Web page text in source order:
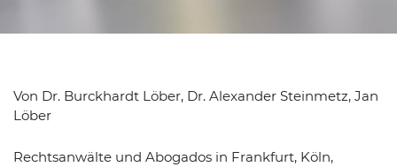
Von Dr. Burckhardt Löber, Dr. Alexander Steinmetz, Jan
Löber
Rechtsanwälte und Abogados in Frankfurt, Köln,